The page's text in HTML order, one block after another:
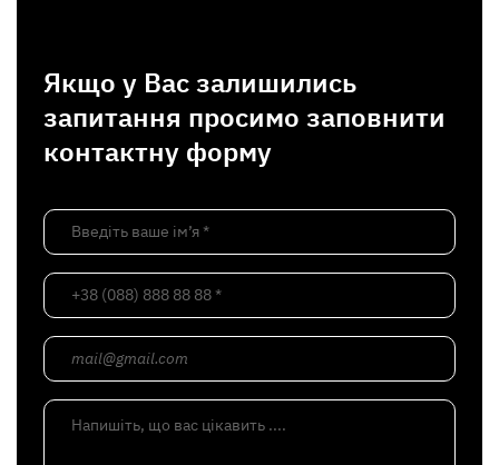
Якщо у Вас залишились
запитання просимо заповнити
контактну форму
Введіть ваше ім’я *
+38 (088) 888 88 88 *
mail@gmail.com
Напишіть, що вас цікавить ....